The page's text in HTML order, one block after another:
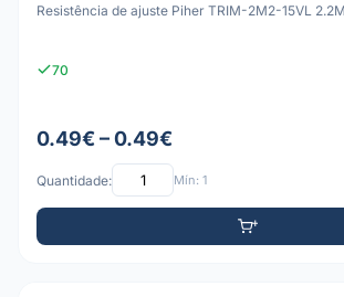
Resistência de ajuste Piher TRIM-2M2-15VL
70
0.49€ – 0.49€
Quantidade: Mín: 1